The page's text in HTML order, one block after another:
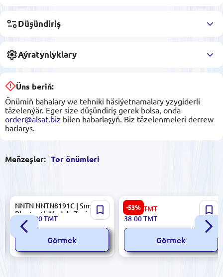
Düşündiriş
Aýratynlyklary
Üns beriň:
Önümiň bahalary we tehniki häsiýetnamalary yzygiderli
täzelenýär. Eger size düşündiriş gerek bolsa, onda
order@alsat.biz bilen habarlaşyň. Biz täzelenmeleri derrew
barlarys.
Meñzeşler: Tor önümleri
NNTN NNTN8191C | Simsiz
Bluetooth Moduly Zarýadsyz
4 525.00TMT
Görmek
-53%
UTP LSZH Patch Cord Cat6
5m Çal
82.00 TMT
38.00TMT
Görmek